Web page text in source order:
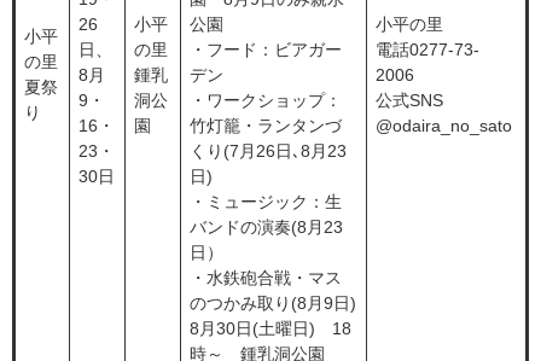
小平
の里
夏祭
り
26
日、
8月
9・
16・
23・
30日
小平
の里
鍾乳
洞公
園
公園
・フード：ビアガー
デン
・ワークショップ：
竹灯籠・ランタンづ
くり(7月26日､8月23
日)
・ミュージック：生
バンドの演奏(8月23
日）
・水鉄砲合戦・マス
のつかみ取り(8月9日)
8月30日(土曜日) 18
時～ 鍾乳洞公園
小平の里
電話0277-73-
2006
公式SNS
@odaira_no_sato